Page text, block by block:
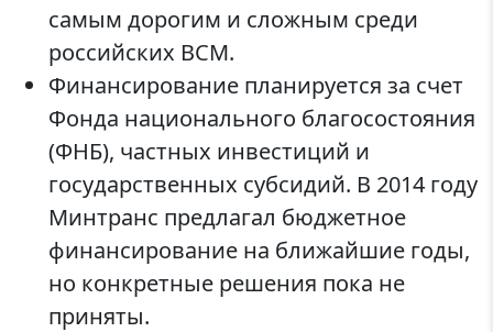
самым дорогим и сложным среди
российских ВСМ.
Финансирование планируется за счет
Фонда национального благосостояния
(ФНБ), частных инвестиций и
государственных субсидий. В 2014 году
Минтранс предлагал бюджетное
финансирование на ближайшие годы,
но конкретные решения пока не
приняты.